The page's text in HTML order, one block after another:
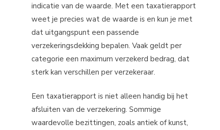
indicatie van de waarde. Met een taxatierapport
weet je precies wat de waarde is en kun je met
dat uitgangspunt een passende
verzekeringsdekking bepalen. Vaak geldt per
categorie een maximum verzekerd bedrag, dat
sterk kan verschillen per verzekeraar.
Een taxatierapport is niet alleen handig bij het
afsluiten van de verzekering. Sommige
waardevolle bezittingen, zoals antiek of kunst,